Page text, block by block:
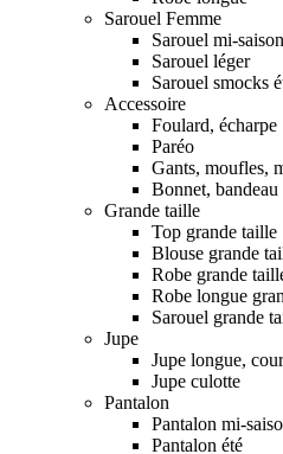
Sarouel Femme
Sarouel mi-saison
Sarouel léger
Sarouel smocks
Accessoire
Foulard, écharpe
Paréo
Gants, moufles,
Bonnet, bandeau
Grande taille
Top grande taille
Blouse grande
Robe grande
Robe longue
Sarouel grande
Jupe
Jupe longue,
Jupe culotte
Pantalon
Pantalon mi-
Pantalon été